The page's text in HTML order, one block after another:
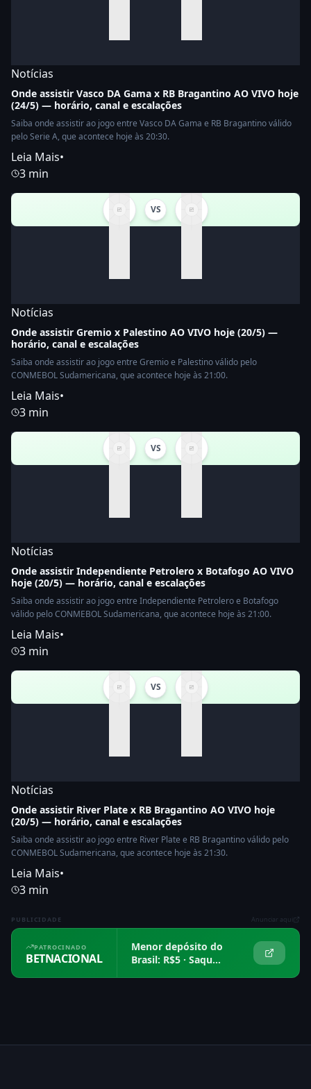
Notícias
Onde assistir Vasco DA Gama x RB Bragantino AO VIVO hoje
(24/5) — horário, canal e escalações
Saiba onde assistir ao jogo entre Vasco DA Gama e RB Bragantino válido
pelo Serie A, que acontece hoje às 20:30.
Leia Mais•
3 min
VS
Notícias
Onde assistir Gremio x Palestino AO VIVO hoje (20/5) —
horário, canal e escalações
Saiba onde assistir ao jogo entre Gremio e Palestino válido pelo
CONMEBOL Sudamericana, que acontece hoje às 21:00.
Leia Mais•
3 min
VS
Notícias
Onde assistir Independiente Petrolero x Botafogo AO VIVO
hoje (20/5) — horário, canal e escalações
Saiba onde assistir ao jogo entre Independiente Petrolero e Botafogo
válido pelo CONMEBOL Sudamericana, que acontece hoje às 21:00.
Leia Mais•
3 min
VS
Notícias
Onde assistir River Plate x RB Bragantino AO VIVO hoje
(20/5) — horário, canal e escalações
Saiba onde assistir ao jogo entre River Plate e RB Bragantino válido pelo
CONMEBOL Sudamericana, que acontece hoje às 21:30.
Leia Mais•
3 min
PUBLICIDADE Anunciar aqui
PATROCINADO
BETNACIONAL
Menor depósito do
Brasil: R$5 · Saque